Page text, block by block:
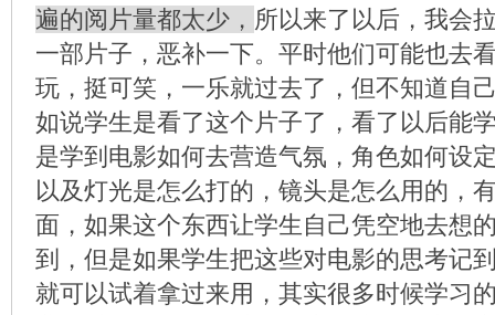
遍的阅片量都太少， 所以来了以后，我会
一部片子，恶补一下。平时他们可能也去
玩，挺可笑，一乐就过去了，但不知道自
如说学生是看了这个片子了，看了以后能
是学到电影如何去营造气氛，角色如何设
以及灯光是怎么打的，镜头是怎么用的，
面，如果这个东西让学生自己凭空地去想
到，但是如果学生把这些对电影的思考记
就可以试着拿过来用，其实很多时候学习